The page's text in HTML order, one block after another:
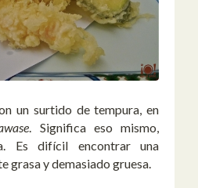
un surtido de tempura, en
. Significa eso mismo,
Es difícil encontrar una
grasa y demasiado gruesa.